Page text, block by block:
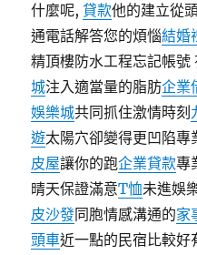
什麼呢,貸款他的建立從
通電話解答您的煩惱結婚
精頂樓防水工程忘記帳
城注入適當量的脂肪企業
娛樂城共同抓住激情時刻
遊太陽穴卻變得更凹陷
皮屋讓你的跑企業貸款專
晴天保證滿意T恤未進娛
皮沙發同胞情感溝通的家
頭車近一點的民宿比較好